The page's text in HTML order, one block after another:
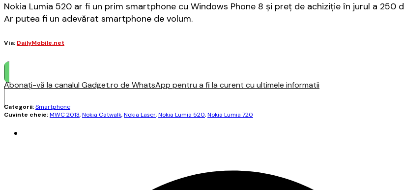
Nokia Lumia 520 ar fi un prim smartphone cu Windows Phone 8 și preț de achiziție în jurul a 250
Ar putea fi un adevărat smartphone de volum.
Via: DailyMobile.net
Abonați-vă la canalul Gadget.ro de WhatsApp pentru a fi la curent cu ultimele informatii
Categorii:Smartphone
Cuvinte cheie:MWC 2013,Nokia Catwalk,Nokia Laser,Nokia Lumia 520,Nokia Lumia 720